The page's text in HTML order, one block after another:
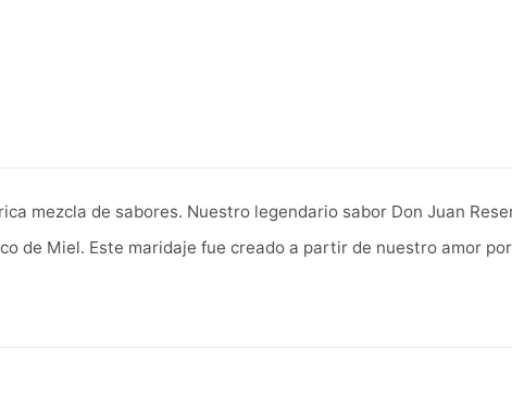
mezcla de sabores. Nuestro legendario sabor Don Juan
de Miel. Este maridaje fue creado a partir de nuestro amor